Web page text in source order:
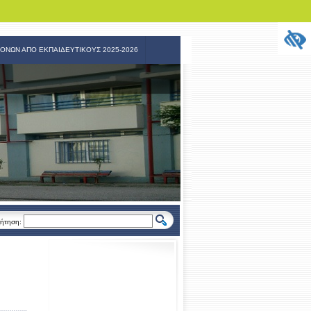
ΑΠΟ ΕΚΠΑΙΔΕΥΤΙΚΟΥΣ 2025-2026